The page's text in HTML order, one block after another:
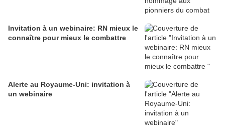
Invitation à un webinaire: RN mieux le
connaître pour mieux le combattre
Alerte au Royaume-Uni: invitation à
un webinaire